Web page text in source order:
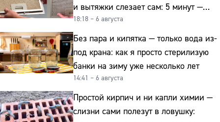
и вытяжки слезает сам: 5 минут —
и сверкает как новая
18:18 – 6 августа
Без пара и кипятка — только вода из-
под крана: как я просто стерилизую
банки на зиму уже несколько лет
14:41 – 6 августа
Простой кирпич и ни капли химии —
слизни сами полезут в ловушку: